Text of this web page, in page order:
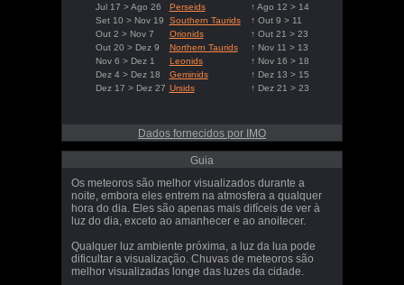
Jul 17 > Ago 26
Perseids
↑ Ago 12 > 14
Set 10 > Nov 19
Southern Taurids
↑ Out 9 > 11
Out 2 > Nov 7
Orionids
↑ Out 21 > 23
Out 20 > Dez 9
Northern Taurids
↑ Nov 11 > 13
Nov 6 > Dez 1
Leonids
↑ Nov 16 > 18
Dez 4 > Dez 18
Geminids
↑ Dez 13 > 15
Dez 17 > Dez 27 Ursids ↑ Dez 21 > 23
Dados fornecidos por IMO
Guia
Os meteoros são melhor visualizados durante a
noite, embora eles entrem na atmosfera a qualquer
hora do dia. Eles são apenas mais difíceis de ver à
luz do dia, exceto ao amanhecer e ao anoitecer.
Qualquer luz ambiente próxima, a luz da lua pode
dificultar a visualização. Chuvas de meteoros são
melhor visualizadas longe das luzes da cidade.